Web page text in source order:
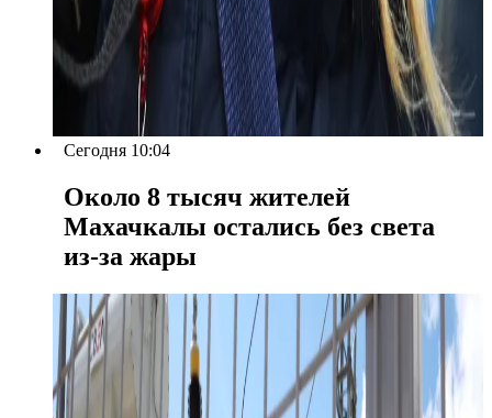
Сегодня 10:04
Около 8 тысяч жителей
Махачкалы остались без света
из-за жары